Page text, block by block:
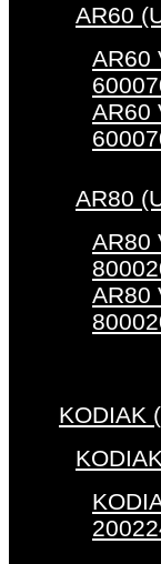
AR60
AR60
AR60
AR80
AR80
AR80
KODIAK